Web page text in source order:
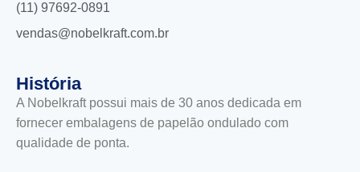
(11) 97692-0891
vendas@nobelkraft.com.br
História
A Nobelkraft possui mais de 30 anos dedicada em
fornecer embalagens de papelão ondulado com
qualidade de ponta.